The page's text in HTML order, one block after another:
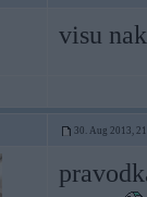
visu
30. Aug 2013,